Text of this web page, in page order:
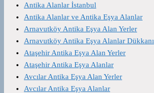
Antika Alanlar İstanbul
Antika Alanlar ve Antika Eşya Alanlar
Arnavutköy Antika Eşya Alan Yerler
Arnavutköy Antika Eşya Alanlar Dükkanı
Ataşehir Antika Eşya Alan Yerler
Ataşehir Antika Eşya Alanlar
Avcılar Antika Eşya Alan Yerler
Avcılar Antika Eşya Alanlar